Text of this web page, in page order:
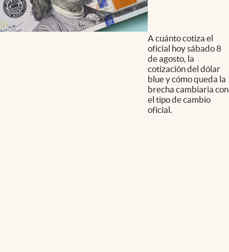
A cuánto cotiza el
oficial hoy sábado 8
de agosto, la
cotización del dólar
blue y cómo queda la
brecha cambiaria con
el tipo de cambio
oficial.